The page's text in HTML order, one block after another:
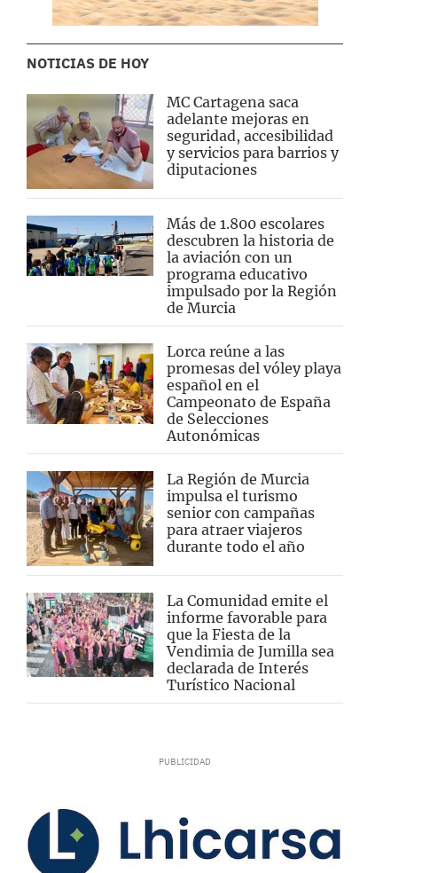
NOTICIAS DE HOY
MC Cartagena saca
adelante mejoras en
seguridad, accesibilidad
y servicios para barrios y
diputaciones
Más de 1.800 escolares
descubren la historia de
la aviación con un
programa educativo
impulsado por la Región
de Murcia
Lorca reúne a las
promesas del vóley playa
español en el
Campeonato de España
de Selecciones
Autonómicas
La Región de Murcia
impulsa el turismo
senior con campañas
para atraer viajeros
durante todo el año
La Comunidad emite el
informe favorable para
que la Fiesta de la
Vendimia de Jumilla sea
declarada de Interés
Turístico Nacional